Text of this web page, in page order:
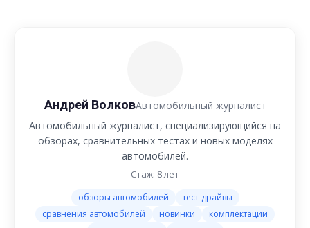
Андрей ВолковАвтомобильный журналист
Автомобильный журналист, специализирующийся на
обзорах, сравнительных тестах и новых моделях
автомобилей.
Стаж: 8 лет
обзоры автомобилей
тест-драйвы
сравнения автомобилей
новинки
комплектации